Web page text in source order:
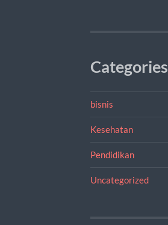
Categories
bisnis
Kesehatan
Pendidikan
Uncategorized